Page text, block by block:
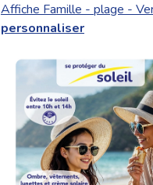
Affiche Famille - plage -
personnaliser